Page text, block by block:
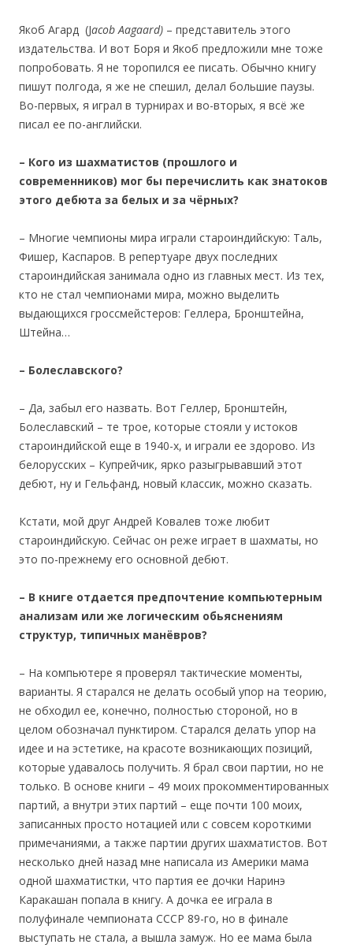
Якоб Агард (Jacob Aagaard) – представитель этого
издательства. И вот Боря и Якоб предложили мне тоже
попробовать. Я не торопился ее писать. Обычно книгу
пишут полгода, я же не спешил, делал большие паузы.
Во-первых, я играл в турнирах и во-вторых, я всё же
писал ее по-английски.
– Кого из шахматистов (прошлого и
современников) мог бы перечислить как знатоков
этого дебюта за белых и за чёрных?
– Многие чемпионы мира играли староиндийскую: Таль,
Фишер, Каспаров. В репертуаре двух последних
староиндийская занимала одно из главных мест. Из тех,
кто не стал чемпионами мира, можно выделить
выдающихся гроссмейстеров: Геллера, Бронштейна,
Штейна…
– Болеславского?
– Да, забыл его назвать. Вот Геллер, Бронштейн,
Болеславский – те трое, которые стояли у истоков
староиндийской еще в 1940-х, и играли ее здорово. Из
белорусских – Купрейчик, ярко разыгрывавший этот
дебют, ну и Гельфанд, новый классик, можно сказать.
Кстати, мой друг Андрей Ковалев тоже любит
староиндийскую. Сейчас он реже играет в шахматы, но
это по-прежнему его основной дебют.
– В книге отдается предпочтение компьютерным
анализам или же логическим обьяснениям
структур, типичных манёвров?
– На компьютере я проверял тактические моменты,
варианты. Я старался не делать особый упор на теорию,
не обходил ее, конечно, полностью стороной, но в
целом обозначал пунктиром. Старался делать упор на
идее и на эстетике, на красоте возникающих позиций,
которые удавалось получить. Я брал свои партии, но не
только. В основе книги – 49 моих прокомментированных
партий, а внутри этих партий – еще почти 100 моих,
записанных просто нотацией или с совсем короткими
примечаниями, а также партии других шахматистов. Вот
несколько дней назад мне написала из Америки мама
одной шахматистки, что партия ее дочки Наринэ
Каракашан попала в книгу. А дочка ее играла в
полуфинале чемпионата СССР 89-го, но в финале
выступать не стала, а вышла замуж. Но ее мама была